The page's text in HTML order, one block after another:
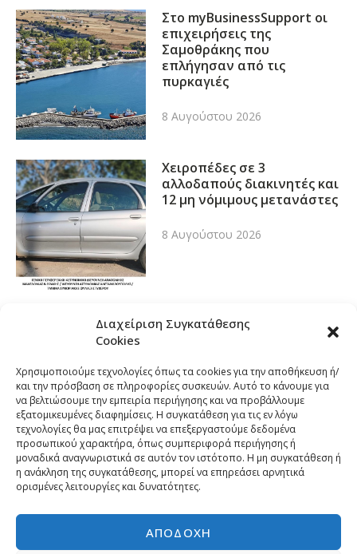
Διαχείριση Συγκατάθεσης
Cookies
Χρησιμοποιούμε τεχνολογίες όπως τα cookies για την αποθήκευση ή/
και την πρόσβαση σε πληροφορίες συσκευών. Αυτό το κάνουμε για
να βελτιώσουμε την εμπειρία περιήγησης και να προβάλλουμε
εξατομικευμένες διαφημίσεις. Η συγκατάθεση για τις εν λόγω
τεχνολογίες θα μας επιτρέψει να επεξεργαστούμε δεδομένα
προσωπικού χαρακτήρα, όπως συμπεριφορά περιήγησης ή
μοναδικά αναγνωριστικά σε αυτόν τον ιστότοπο. Η μη συγκατάθεση ή
η ανάκληση της συγκατάθεσης, μπορεί να επηρεάσει αρνητικά
ορισμένες λειτουργίες και δυνατότητες.
ΑΠΟΔΟΧΉ
Στο myBusinessSupport οι
επιχειρήσεις της
Σαμοθράκης που
επλήγησαν από τις
πυρκαγιές
8 Αυγούστου 2026
Χειροπέδες σε 3
αλλοδαπούς διακινητές και
12 μη νόμιμους μετανάστες
8 Αυγούστου 2026